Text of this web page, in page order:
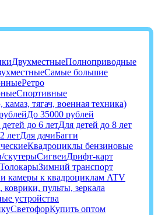
ДвухместныеПолноприводные
Самые большие
Ретро
Спортивные
тягач, военная техника)
До 35000 рублей
до 6 летДля детей до 8 лет
летДля дачиБагги
Квадроциклы бензиновые
СигвеиДрифт-карт
ТолокарыЗимний транспорт
камеры к квадроциклам ATV
коврики, пульты, зеркала
устройства
СветофорКупить оптом